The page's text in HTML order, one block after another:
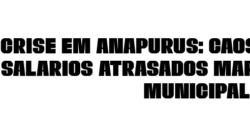
Crise em Anapurus:
Salários Atrasados
Municipal